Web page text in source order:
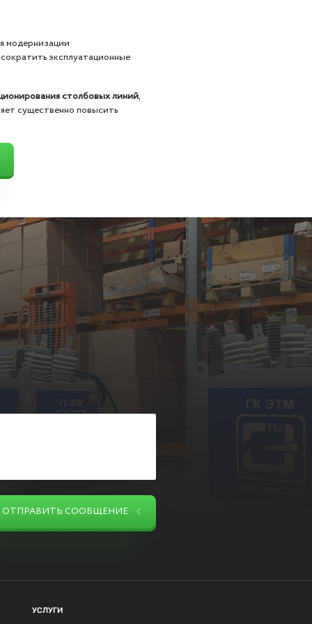
модернизации
эксплуатационные
столбовых линий,
существенно повысить
ОТПРАВИТЬ СООБЩЕНИЕ
УСЛУГИ